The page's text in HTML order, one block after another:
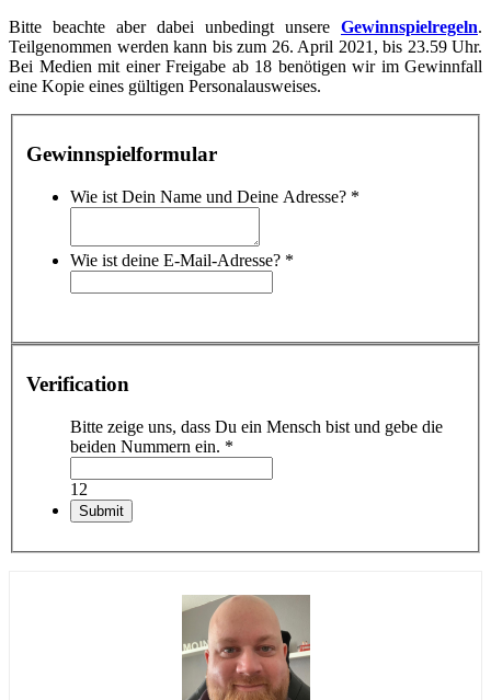
Bitte beachte aber dabei unbedingt unsere Gewinnspielregeln.
Teilgenommen werden kann bis zum 26. April 2021, bis 23.59 Uhr.
Bei Medien mit einer Freigabe ab 18 benötigen wir im Gewinnfall
eine Kopie eines gültigen Personalausweises.
Gewinnspielformular
Wie ist Dein Name und Deine Adresse? *
Wie ist deine E-Mail-Adresse? *
Verification
Bitte zeige uns, dass Du ein Mensch bist und gebe die
beiden Nummern ein. *
12